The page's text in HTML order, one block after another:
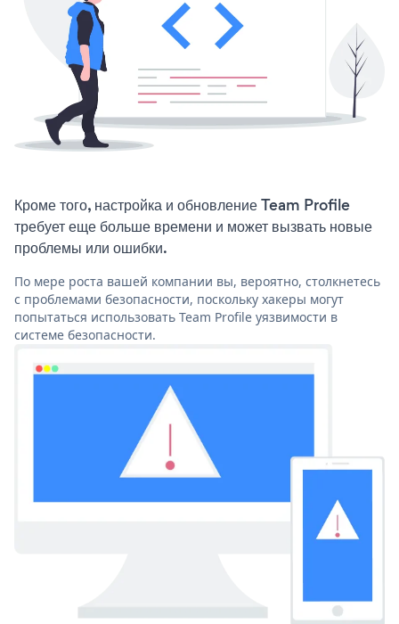
Кроме того, настройка и обновление Team Profile
требует еще больше времени и может вызвать новые
проблемы или ошибки.
По мере роста вашей компании вы, вероятно, столкнетесь
с проблемами безопасности, поскольку хакеры могут
попытаться использовать Team Profile уязвимости в
системе безопасности.